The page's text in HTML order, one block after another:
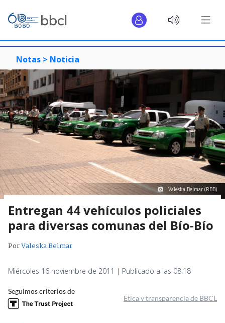
Notas > Noticia
Valeska Belmar (RBB)
Entregan 44 vehículos policiales
para diversas comunas del Bío-Bío
PorValeska Belmar
Miércoles 16 noviembre de 2011 | Publicado a las 08:18
Seguimos criterios de
Ética y transparencia de BBCL